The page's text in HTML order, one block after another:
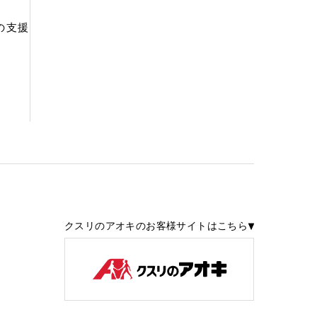
支援
クスリのアオキのお客様サイトはこちら